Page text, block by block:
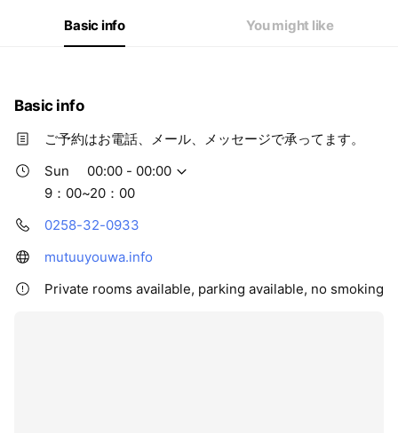
Basic info You might like
Basic info
ご予約はお電話、メール、メッセージで承ってます。
Sun
00:00 - 00:00
9：00~20：00
0258-32-0933
mutuuyouwa.info
Private rooms available, parking available, no smoking